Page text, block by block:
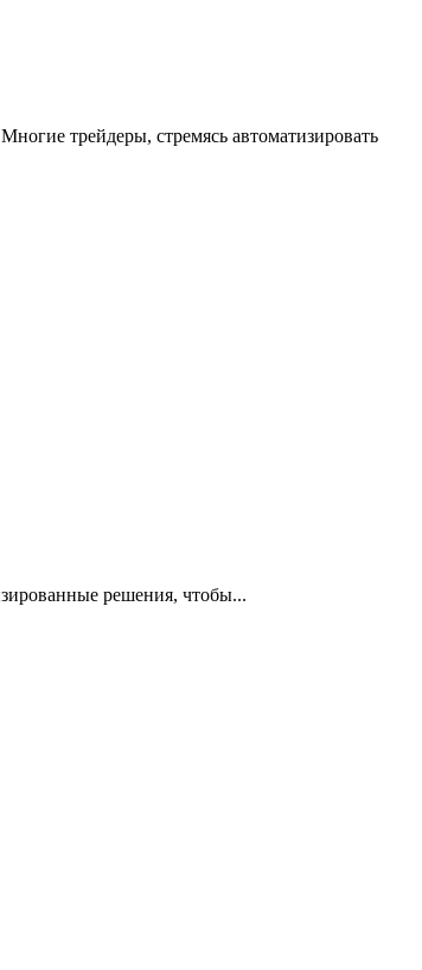
трейдеры, стремясь автоматизировать
решения, чтобы...